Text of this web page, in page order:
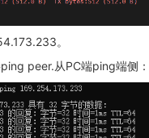
。
peer.从PC端ping端侧：